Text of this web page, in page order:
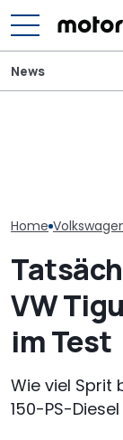
News
Home
VW
im Test
Wie viel Sprit
150-PS-